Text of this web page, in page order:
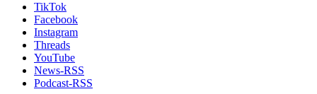
TikTok
Facebook
Instagram
Threads
YouTube
News-RSS
Podcast-RSS